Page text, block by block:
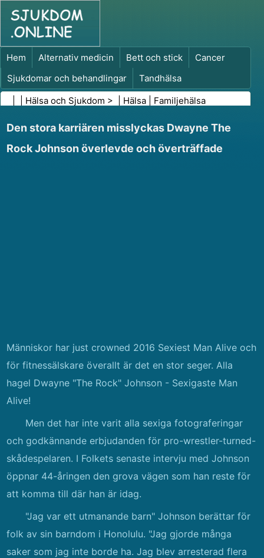
Hem Alternativ medicin Bett och stick
Cancer
Sjukdomar och behandlingar
Tandhälsa
Kost och näring
Familjehälsa
Hälsa och Sjukdom > | Hälsa Familjehälsa
Den stora karriären misslyckas Dwayne The
Rock Johnson överlevde och överträffade
Människor har just crowned 2016 Sexiest Man Alive och
för fitnessälskare överallt är det en stor seger. Alla
hagel Dwayne "The Rock" Johnson - Sexigaste Man
Alive!
Men det har inte varit alla sexiga fotograferingar
och godkännande erbjudanden för pro-wrestler-turned-
skådespelaren. I Folkets senaste intervju med Johnson
öppnar 44-åringen den grova vägen som han reste för
att komma till där han är idag.
"Jag var ett utmanande barn" Johnson berättar för
folk av sin barndom i Honolulu. "Jag gjorde många
saker som jag inte borde ha. Jag blev arresterad flera